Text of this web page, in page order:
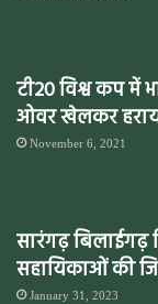
टी20 विश्व कप में
ओवर खेलकर
November 6, 2021
सारंगढ़ बिलाईगढ़
सहायिकाओं की
January 31, 2023